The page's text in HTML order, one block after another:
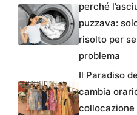
perché
puzzava:
risolto per
problema
Il Paradiso
cambia
collocazione